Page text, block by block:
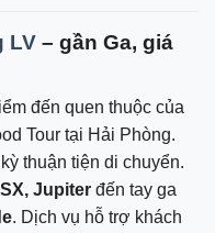
LV – gần Ga, giá
đến quen thuộc của
Tour tại Hải Phòng.
thuận tiện di chuyển.
Jupiter đến tay ga
. Dịch vụ hỗ trợ khách